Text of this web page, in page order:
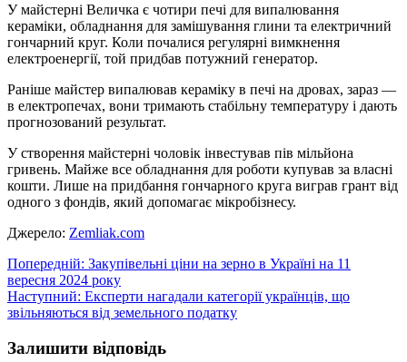
У майстерні Величка є чотири печі для випалювання
кераміки, обладнання для замішування глини та електричний
гончарний круг. Коли почалися регулярні вимкнення
електроенергії, той придбав потужний генератор.
Раніше майстер випалював кераміку в печі на дровах, зараз —
в електропечах, вони тримають стабільну температуру і дають
прогнозований результат.
У створення майстерні чоловік інвестував пів мільйона
гривень. Майже все обладнання для роботи купував за власні
кошти. Лише на придбання гончарного круга виграв грант від
одного з фондів, який допомагає мікробізнесу.
Джерело: Zemliak.com
Навігація
записів
Попередній: Закупівельні ціни на зерно в Україні на 11
вересня 2024 року
Наступний: Експерти нагадали категорії українців, що
звільняються від земельного податку
Залишити відповідь